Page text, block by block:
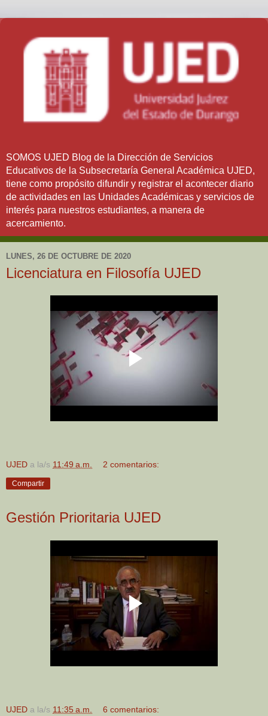
SOMOS UJED Blog de la Dirección de Servicios
Educativos de la Subsecretaría General Académica UJED,
tiene como propósito difundir y registrar el acontecer diario
de actividades en las Unidades Académicas y servicios de
interés para nuestros estudiantes, a manera de
acercamiento.
LUNES, 26 DE OCTUBRE DE 2020
Licenciatura en Filosofía UJED
UJED a la/s 11:49 a.m. 2 comentarios:
Compartir
Gestión Prioritaria UJED
UJED a la/s 11:35 a.m. 6 comentarios: